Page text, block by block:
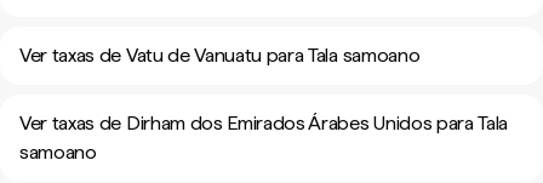
Ver taxas de Vatu de Vanuatu para Tala samoano
Ver taxas de Dirham dos Emirados Árabes Unidos para Tala
samoano